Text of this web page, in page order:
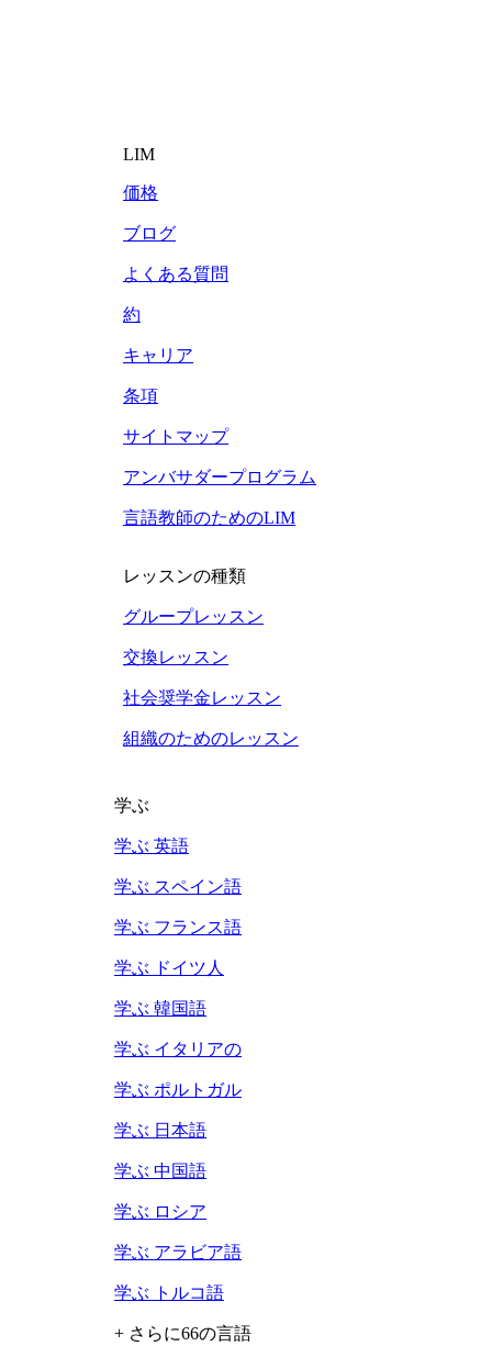
LIM
価格
ブログ
よくある質問
約
キャリア
条項
サイトマップ
アンバサダープログラム
言語教師のためのLIM
レッスンの種類
グループレッスン
交換レッスン
社会奨学金レッスン
組織のためのレッスン
学ぶ
学ぶ 英語
学ぶ スペイン語
学ぶ フランス語
学ぶ ドイツ人
学ぶ 韓国語
学ぶ イタリアの
学ぶ ポルトガル
学ぶ 日本語
学ぶ 中国語
学ぶ ロシア
学ぶ アラビア語
学ぶ トルコ語
+ さらに66の言語